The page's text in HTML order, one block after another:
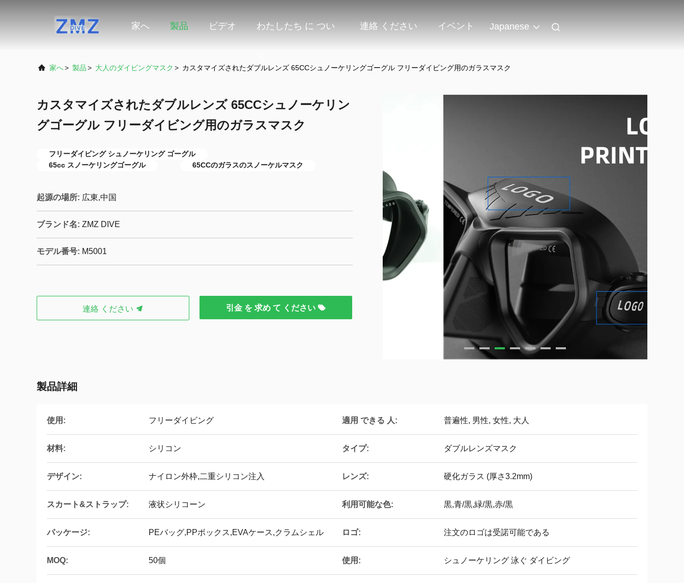
家へ 製品 ビデオ わたしたち に つい 連絡 ください イベント Japanese
家へ> 製品> 大人のダイビングマスク > カスタマイズされたダブルレンズ 65CCシュノーケリングゴーグル フリーダイビング用のガラスマスク
カスタマイズされたダブルレンズ 65CCシュノーケリン
グゴーグル フリーダイビング用のガラスマスク
フリーダイビング シュノーケリング ゴーグル
65cc スノーケリングゴーグル
65CCのガラスのスノーケルマスク
起源の場所: 広東,中国
ブランド名: ZMZ DIVE
モデル番号: M5001
連絡 ください 引金 を 求め て ください
製品詳細
使用: フリーダイビング 適用 できる 人: 普遍性, 男性, 女性, 大人
材料: シリコン タイプ: ダブルレンズマスク
デザイン: ナイロン外枠,二重シリコン注入 レンズ: 硬化ガラス (厚さ3.2mm)
スカート&ストラップ: 液状シリコーン 利用可能な色: 黒,青/黒,緑/黒,赤/黒
パッケージ: PEバッグ,PPボックス,EVAケース,クラムシェル ロゴ: 注文のロゴは受諾可能である
MOQ: 50個 使用: シュノーケリング 泳ぐ ダイビング